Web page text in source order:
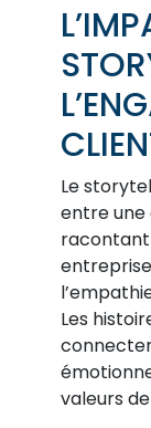
Le
entre une
racontant
Les
valeurs